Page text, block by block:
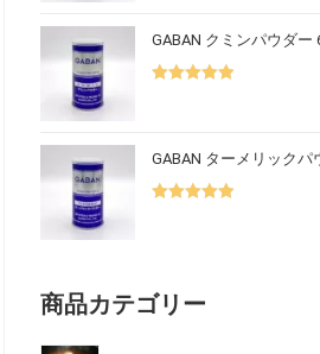
GABAN クミンパウダー
GABAN ターメリックパ
商品カテゴリー